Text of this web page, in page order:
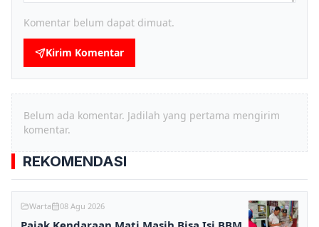
Komentar belum dapat dimuat.
Kirim Komentar
Belum ada komentar. Jadilah yang pertama mengirim
komentar.
REKOMENDASI
Warta 08 Agu 2026